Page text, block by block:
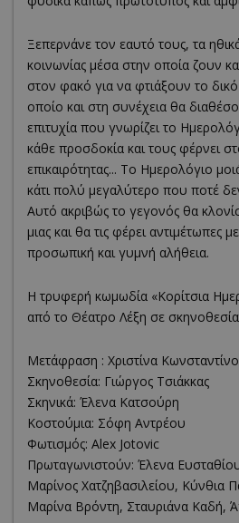
Ξεπερνάνε τον εαυτό τους, τα
κοινωνίας μέσα στην οποία ζουν
στον φακό για να φτιάξουν το
οποίο και στη συνέχεια θα
επιτυχία που γνωρίζει το
κάθε προσδοκία και τους φέρνει
επικαιρότητας... Το Ημερολόγιο
κάτι πολύ μεγαλύτερο που ποτέ
Αυτό ακριβώς το γεγονός θα
μιας και θα τις φέρει αντιμέτωπες
προσωπική και γυμνή αλήθεια.
Η τρυφερή κωμωδία «Κορίτσια
από το Θέατρο Λέξη σε
Μετάφραση : Χριστίνα
Σκηνοθεσία: Γιώργος Τσιάκκας
Σκηνικά: Έλενα Κατσούρη
Κοστούμια: Σόφη Αντρέου
Φωτισμός: Alex Jotovic
Πρωταγωνιστούν: Έλενα
Μαρίνος Χατζηβασιλείου, Κύνθια
Μαρίνα Βρόντη, Σταυριάνα Καδή,